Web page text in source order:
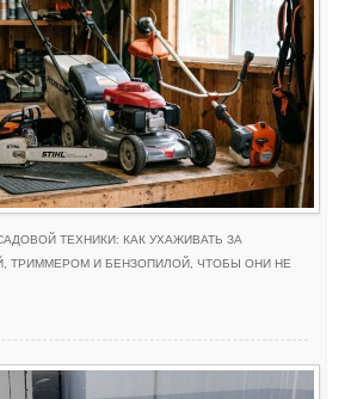
ТЕХНИКИ: КАК УХАЖИВАТЬ ЗА
ТРИММЕРОМ И БЕНЗОПИЛОЙ, ЧТОБЫ ОНИ НЕ